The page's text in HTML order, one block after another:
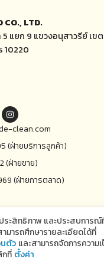
CO., LTD.
5 แยก 9 แขวงอนุสาวรีย์ เข
10220
clean.com
(ฝ่ายบริการลูกค้า)
(ฝ่ายขาย)
(ฝ่ายการตลาด)
ระสิทธิภาพ และประสบการณ์
ารถศึกษารายละเอียดได้ที่
ตัว และสามารถจัดการความ
กที่ ตั้งค่า